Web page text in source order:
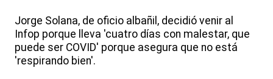
Jorge Solana, de oficio albañil, decidió venir al
Infop porque lleva 'cuatro días con malestar, que
puede ser COVID' porque asegura que no está
'respirando bien'.